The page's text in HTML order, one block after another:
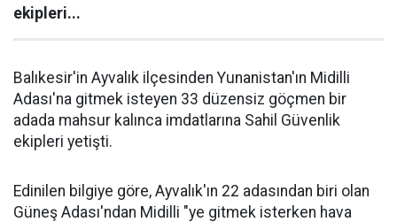
ekipleri...
Balıkesir'in Ayvalık ilçesinden Yunanistan'ın Midilli
Adası'na gitmek isteyen 33 düzensiz göçmen bir
adada mahsur kalınca imdatlarına Sahil Güvenlik
ekipleri yetişti.
Edinilen bilgiye göre, Ayvalık'ın 22 adasından biri olan
Güneş Adası'ndan Midilli "ye gitmek isterken hava